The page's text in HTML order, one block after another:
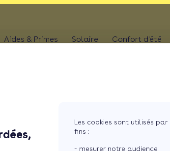
Les cookies sont utilisés
fins :
- mesurer notre audience
Chaudière
Aides & Primes
Aides chauffe-eau
thermodynamique
Solaire
Batterie panneaux
Confort d'été
Pergola
Store
foncier